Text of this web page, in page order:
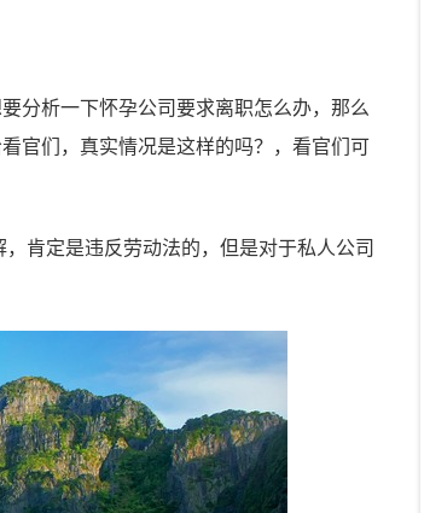
分析一下怀孕公司要求离职怎么办，那么
官们，真实情况是这样的吗？，看官们可
肯定是违反劳动法的，但是对于私人公司